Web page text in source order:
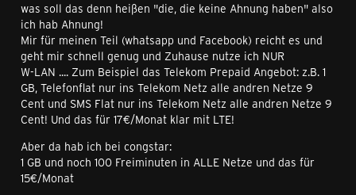
was soll das denn heißen "die, die keine Ahnung haben" also
ich hab Ahnung!
Mir für meinen Teil (whatsapp und Facebook) reicht es und
geht mir schnell genug und Zuhause nutze ich NUR
W-LAN .... Zum Beispiel das Telekom Prepaid Angebot: z.B. 1
GB, Telefonflat nur ins Telekom Netz alle andren Netze 9
Cent und SMS Flat nur ins Telekom Netz alle andren Netze 9
Cent! Und das für 17€/Monat klar mit LTE!
Aber da hab ich bei congstar:
1 GB und noch 100 Freiminuten in ALLE Netze und das für
15€/Monat